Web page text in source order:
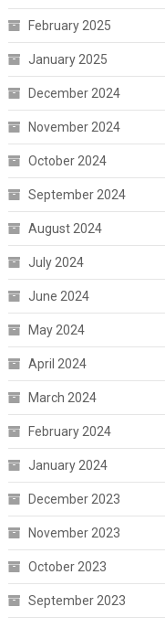
February 2025
January 2025
December 2024
November 2024
October 2024
September 2024
August 2024
July 2024
June 2024
May 2024
April 2024
March 2024
February 2024
January 2024
December 2023
November 2023
October 2023
September 2023